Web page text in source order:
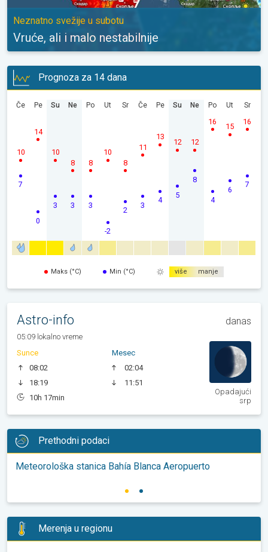
Neznatno svežije u subotu
Vruće, ali i malo nestabilnije
Prognoza za 14 dana
Če
7
10
Pe
0
14
Su
3
10
Ne
3
8
Po
3
8
Ut
-2
10
Sr
2
8
Če
3
11
Pe
4
13
Su
5
12
Ne
8
12
Po
4
16
Ut
6
15
Sr
7
16
Maks (°C) Min (°C) više manje
Astro-info danas
05:09 lokalno vreme
Sunce
08:02
18:19
10h 17min
Mesec
02:04
11:51
Opadajući
srp
Prethodni podaci
Meteorološka stanica Bahía Blanca Aeropuerto
Merenja u regionu